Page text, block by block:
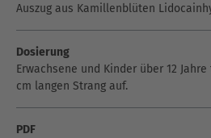
Auszug aus Kamillenblüten
Dosierung
Erwachsene und Kinder über 12
cm langen Strang auf.
PDF